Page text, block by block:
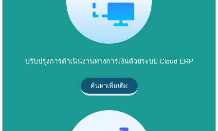
ปรับปรุงการดำเนินงานทางการเงินด้วยระบบ Cloud ERP
ค้นหาเพิ่มเติม